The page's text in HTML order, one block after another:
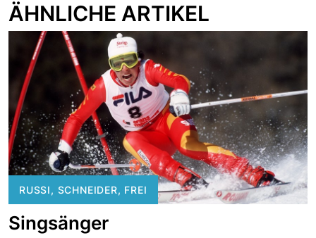
ÄHNLICHE ARTIKEL
RUSSI, SCHNEIDER, FREI
Singsänger